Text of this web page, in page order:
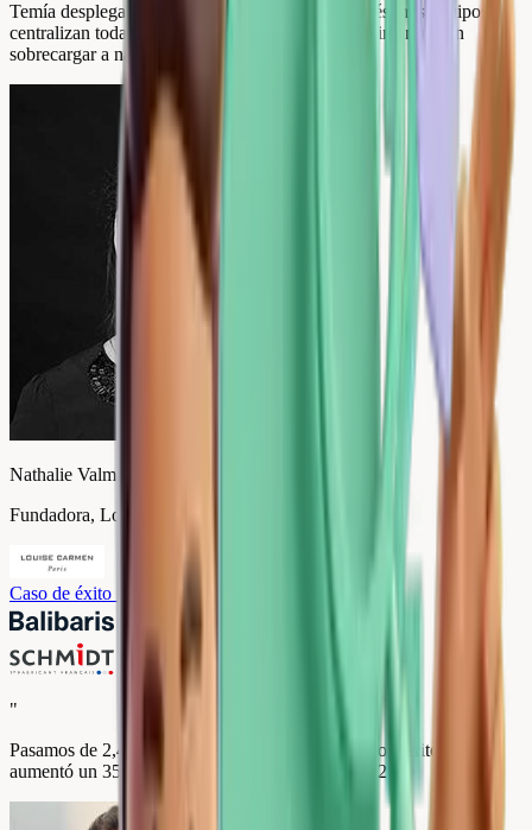
Temía desplegar algo complicado. Un año después, mis equipos
centralizan todas nuestras reseñas desde una sola interfaz, sin
sobrecargar a nadie.
Nathalie Valmary
Fundadora, Louise Carmen
Caso de éxito
"
Pasamos de 2,4 a 4,9 estrellas en 3 meses. Nuestro carrito medio
aumentó un 35% y nuestras ventas premium un 62%.